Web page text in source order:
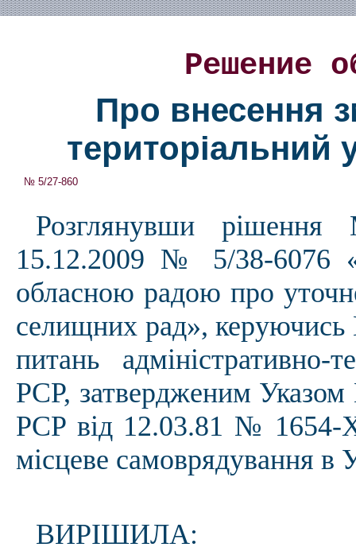
Решение
Про внесення
територіальний
№ 5/27-860
Розглянувши рішення
15.12.2009 № 5/38-6076
обласною радою про
селищних рад»,
питань адміністративно-
РСР, затвердженим Указом
РСР від 12.03.81 № 1654-
місцеве самоврядування в
ВИРІШИЛА: